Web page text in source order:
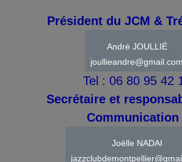
Président du JCM &
André JOULLIÉ
joullieandre@gmail.com
Tel : 06 80 95 42
Secrétaire et
Communication
Joëlle NADAI